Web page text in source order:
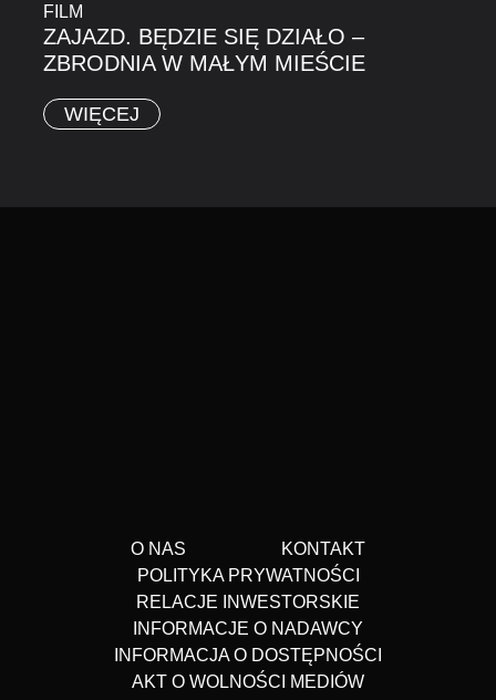
FILM
ZAJAZD. BĘDZIE SIĘ DZIAŁO –
ZBRODNIA W MAŁYM MIEŚCIE
WIĘCEJ
O NAS
KONTAKT
POLITYKA PRYWATNOŚCI
RELACJE INWESTORSKIE
INFORMACJE O NADAWCY
INFORMACJA O DOSTĘPNOŚCI
AKT O WOLNOŚCI MEDIÓW